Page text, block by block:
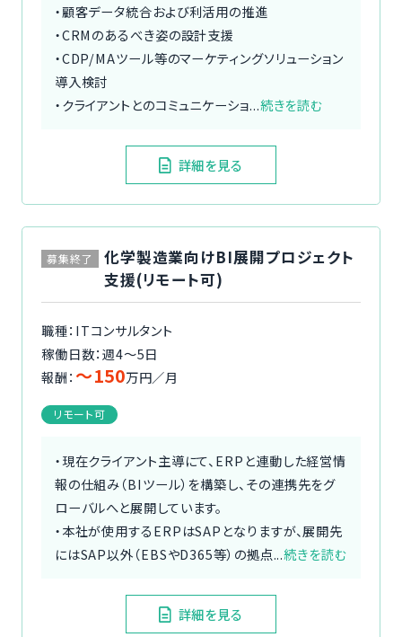
・顧客データ統合および利活用の推進
・CRMのあるべき姿の設計支援
・CDP/MAツール等のマーケティングソリューション
導入検討
・クライアントとのコミュニケーショ...続きを読む
詳細を見る
募集終了
化学製造業向けBI展開プロジェクト
支援(リモート可)
職種：ITコンサルタント
稼働日数：週4〜5日
報酬： 〜150万円／月
リモート可
・現在クライアント主導にて、ERPと連動した経営情
報の仕組み（BIツール）を構築し、その連携先をグ
ローバルへと展開しています。
・本社が使用するERPはSAPとなりますが、展開先
にはSAP以外（EBSやD365等）の拠点...続きを読む
詳細を見る